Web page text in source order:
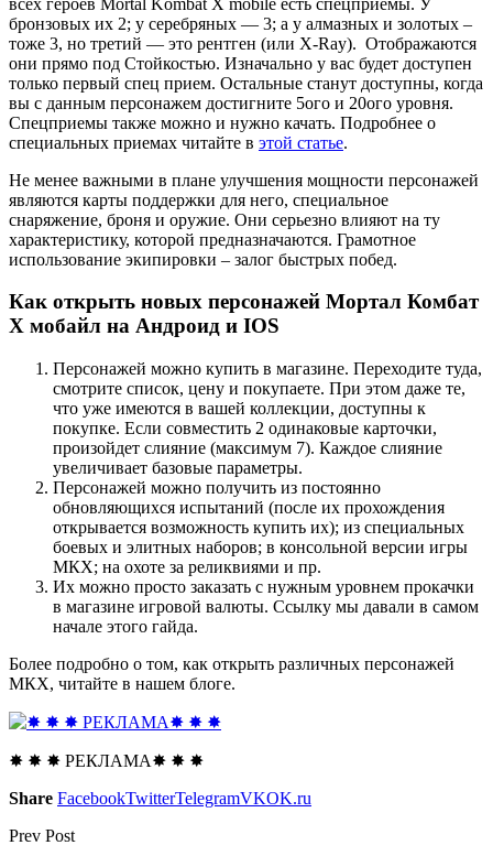
бронзовых их 2; у серебряных — 3; а у алмазных и золотых –
тоже 3, но третий — это рентген (или X-Ray). Отображаются
они прямо под Стойкостью. Изначально у вас будет доступен
только первый спец прием. Остальные станут доступны, когда
вы с данным персонажем достигните 5ого и 20ого уровня.
Спецприемы также можно и нужно качать. Подробнее о
специальных приемах читайте в этой статье.
Не менее важными в плане улучшения мощности персонажей
являются карты поддержки для него, специальное
снаряжение, броня и оружие. Они серьезно влияют на ту
характеристику, которой предназначаются. Грамотное
использование экипировки – залог быстрых побед.
Как открыть новых персонажей Мортал Комбат
Х мобайл на Андроид и IOS
Персонажей можно купить в магазине. Переходите туда,
смотрите список, цену и покупаете. При этом даже те,
что уже имеются в вашей коллекции, доступны к
покупке. Если совместить 2 одинаковые карточки,
произойдет слияние (максимум 7). Каждое слияние
увеличивает базовые параметры.
Персонажей можно получить из постоянно
обновляющихся испытаний (после их прохождения
открывается возможность купить их); из специальных
боевых и элитных наборов; в консольной версии игры
МКХ; на охоте за реликвиями и пр.
Их можно просто заказать с нужным уровнем прокачки
в магазине игровой валюты. Ссылку мы давали в самом
начале этого гайда.
Более подробно о том, как открыть различных персонажей
МКХ, читайте в нашем блоге.
✸ ✸ ✸ РЕКЛАМА✸ ✸ ✸
Share FacebookTwitterTelegramVKOK.ru
Prev Post